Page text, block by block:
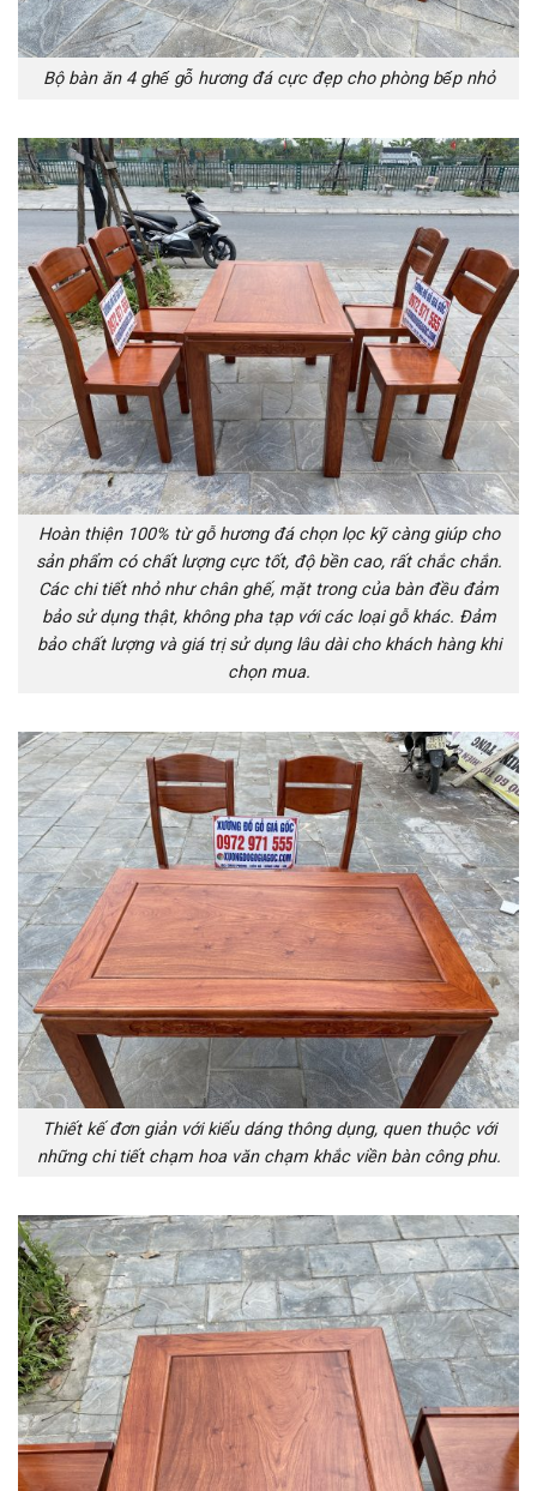
Bộ bàn ăn 4 ghế gỗ hương đá cực đẹp cho phòng bếp nhỏ
Hoàn thiện 100% từ gỗ hương đá chọn lọc kỹ càng giúp cho
sản phẩm có chất lượng cực tốt, độ bền cao, rất chắc chắn.
Các chi tiết nhỏ như chân ghế, mặt trong của bàn đều đảm
bảo sử dụng thật, không pha tạp với các loại gỗ khác. Đảm
bảo chất lượng và giá trị sử dụng lâu dài cho khách hàng khi
chọn mua.
Thiết kế đơn giản với kiểu dáng thông dụng, quen thuộc với
những chi tiết chạm hoa văn chạm khắc viền bàn công phu.